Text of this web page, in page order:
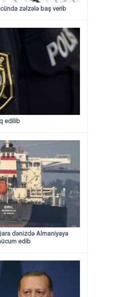
zəlzələ baş verib
edilib
dənizdə Almaniyaya
edib